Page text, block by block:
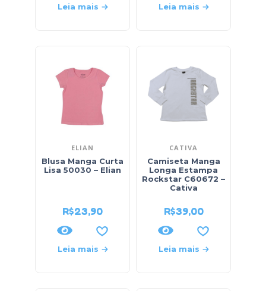
Leia mais Leia mais
ELIAN
Blusa Manga Curta
Lisa 50030 – Elian
R$23,90
Leia mais
CATIVA
Camiseta Manga
Longa Estampa
Rockstar C60672 –
Cativa
R$39,00
Leia mais